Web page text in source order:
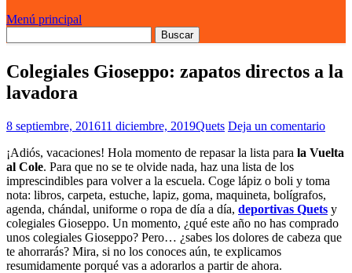
Menú principal
Colegiales Gioseppo: zapatos directos a la
lavadora
8 septiembre, 201611 diciembre, 2019Quets Deja un comentario
¡Adiós, vacaciones! Hola momento de repasar la lista para la Vuelta
al Cole. Para que no se te olvide nada, haz una lista de los
imprescindibles para volver a la escuela. Coge lápiz o boli y toma
nota: libros, carpeta, estuche, lapiz, goma, maquineta, bolígrafos,
agenda, chándal, uniforme o ropa de día a día, deportivas Quets y
colegiales Gioseppo. Un momento, ¿qué este año no has comprado
unos colegiales Gioseppo? Pero… ¿sabes los dolores de cabeza que
te ahorrarás? Mira, si no los conoces aún, te explicamos
resumidamente porqué vas a adorarlos a partir de ahora.